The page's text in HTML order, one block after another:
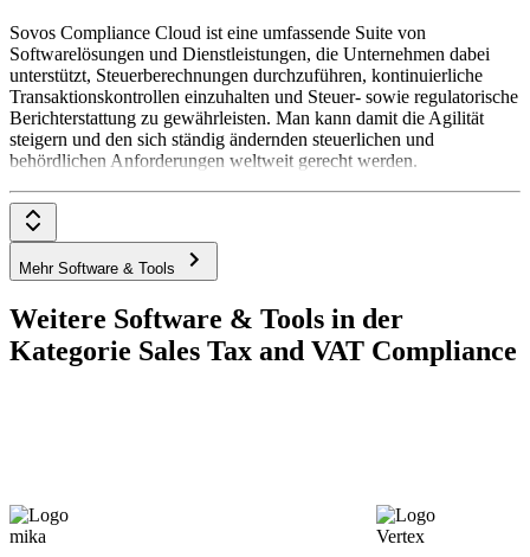
Sovos Compliance Cloud ist eine umfassende Suite von
Softwarelösungen und Dienstleistungen, die Unternehmen dabei
unterstützt, Steuerberechnungen durchzuführen, kontinuierliche
Transaktionskontrollen einzuhalten und Steuer- sowie regulatorische
Berichterstattung zu gewährleisten. Man kann damit die Agilität
steigern und den sich ständig ändernden steuerlichen und
behördlichen Anforderungen weltweit gerecht werden.
Mehr Software & Tools
Weitere Software & Tools in der
Kategorie Sales Tax and VAT Compliance
mika Vertex